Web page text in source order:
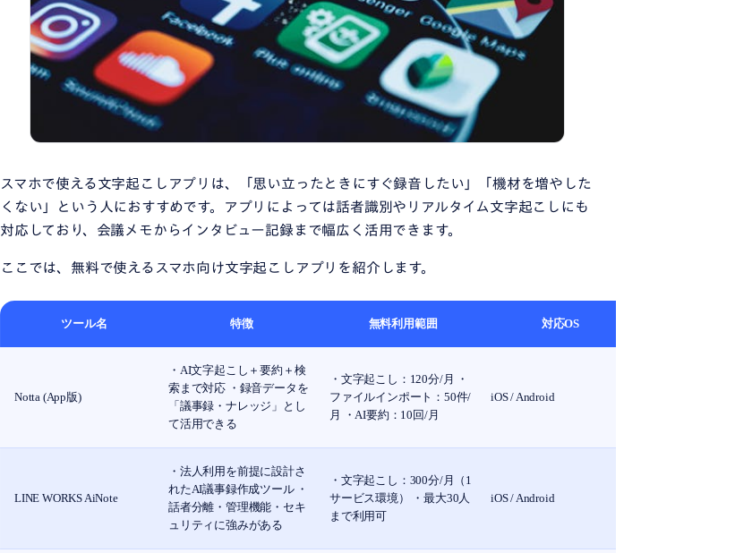
スマホで使える文字起こしアプリは、「思い立ったときにすぐ録音したい」「機材を増やした
くない」という人におすすめです。アプリによっては話者識別やリアルタイム文字起こしにも
対応しており、会議メモからインタビュー記録まで幅広く活用できます。
ここでは、無料で使えるスマホ向け文字起こしアプリを紹介します。
ツール名 特徴 無料利用範囲 対応OS
Notta (App版)
・AI文字起こし＋要約＋検
索まで対応 ・録音データを
「議事録・ナレッジ」とし
て活用できる
・文字起こし：120分/月 ・
ファイルインポート：50件/
月 ・AI要約：10回/月
iOS / Android
LINE WORKS AiNote
・法人利用を前提に設計さ
れたAI議事録作成ツール ・
話者分離・管理機能・セキ
ュリティに強みがある
・文字起こし：300分/月（1
サービス環境） ・最大30人
まで利用可
iOS / Android